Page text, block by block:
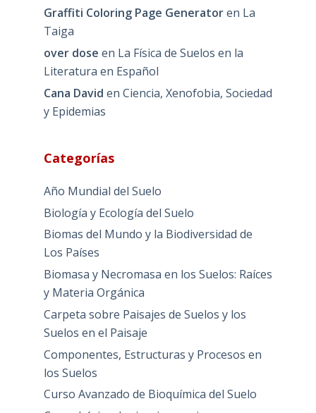
Graffiti Coloring Page Generatoren La
Taiga
over dose en La Física de Suelos en la
Literatura en Español
Cana David en Ciencia, Xenofobia, Sociedad
y Epidemias
Categorías
Año Mundial del Suelo
Biología y Ecología del Suelo
Biomas del Mundo y la Biodiversidad de
Los Países
Biomasa y Necromasa en los Suelos: Raíces
y Materia Orgánica
Carpeta sobre Paisajes de Suelos y los
Suelos en el Paisaje
Componentes, Estructuras y Procesos en
los Suelos
Curso Avanzado de Bioquímica del Suelo